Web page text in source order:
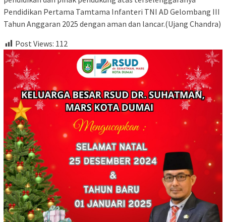
Pendidikan Pertama Tamtama Infanteri TNI AD Gelombang III
Tahun Anggaran 2025 dengan aman dan lancar.(Ujang Chandra)
Post Views: 112